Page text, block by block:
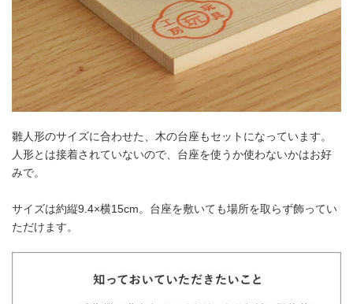
雛人形のサイズに合わせた、木の台座もセットになっています。
人形とは接着されていないので、台座を使うか使わないかはお好
みで。
サイズは約縦9.4×横15cm。台座を敷いても場所を取らず飾ってい
ただけます。